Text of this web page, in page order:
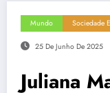
Mundo Sociedade
25 De Junho De 2025
Juliana